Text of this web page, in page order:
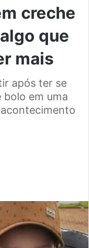
creche
que
mais
após ter se
bolo em uma